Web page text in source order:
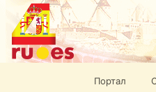
Портал